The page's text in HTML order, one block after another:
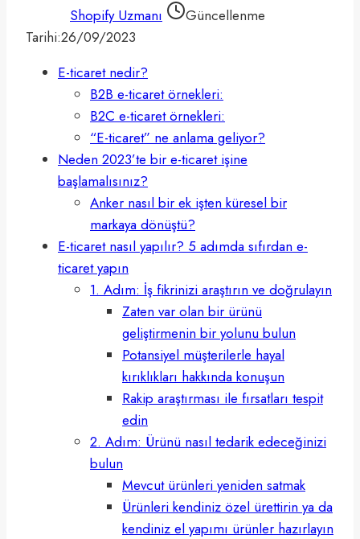
Shopify Uzmanı
Güncellenme
Tarihi:26/09/2023
E-ticaret nedir?
B2B e-ticaret örnekleri:
B2C e-ticaret örnekleri:
“E-ticaret” ne anlama geliyor?
Neden 2023’te bir e-ticaret işine
başlamalısınız?
Anker nasıl bir ek işten küresel bir
markaya dönüştü?
E-ticaret nasıl yapılır? 5 adımda sıfırdan e-
ticaret yapın
1. Adım: İş fikrinizi araştırın ve doğrulayın
Zaten var olan bir ürünü
geliştirmenin bir yolunu bulun
Potansiyel müşterilerle hayal
kırıklıkları hakkında konuşun
Rakip araştırması ile fırsatları tespit
edin
2. Adım: Ürünü nasıl tedarik edeceğinizi
bulun
Mevcut ürünleri yeniden satmak
Ürünleri kendiniz özel ürettirin ya da
kendiniz el yapımı ürünler hazırlayın